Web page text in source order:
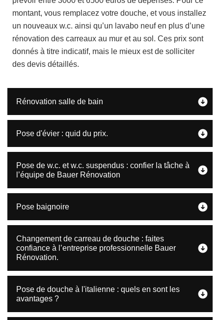
montant, vous remplacez votre douche, et vous installez
un nouveaux w.c. ainsi qu’un lavabo neuf en plus d’une
rénovation des carreaux au mur et au sol. Ces prix sont
donnés à titre indicatif, mais le mieux est de solliciter
des devis détaillés.
Rénovation salle de bain
Pose d'évier : quid du prix.
Pose de w.c. et w.c. suspendus : confier la tâche à
l’équipe de Bauer Rénovation
Pose baignoire
Changement de carreau de douche : faites
confiance à l’entreprise professionnelle Bauer
Rénovation.
Pose de douche à l'italienne : quels en sont les
avantages ?